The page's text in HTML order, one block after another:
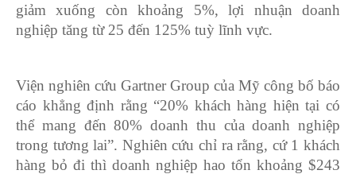
giảm xuống còn khoảng 5%, lợi nhuận doanh
nghiệp tăng từ 25 đến 125% tuỳ lĩnh vực.
Viện nghiên cứu Gartner Group của Mỹ công bố báo
cáo khẳng định rằng “20% khách hàng hiện tại có
thể mang đến 80% doanh thu của doanh nghiệp
trong tương lai”. Nghiên cứu chỉ ra rằng, cứ 1 khách
hàng bỏ đi thì doanh nghiệp hao tổn khoảng $243